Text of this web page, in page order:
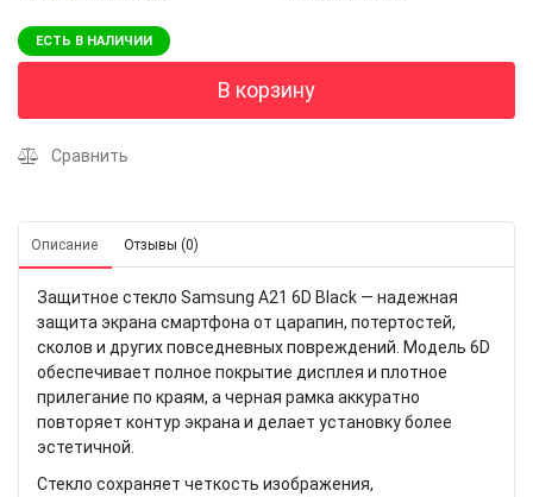
ЕСТЬ В НАЛИЧИИ
В корзину
Сравнить
Описание Отзывы (0)
Защитное стекло Samsung A21 6D Black — надежная
защита экрана смартфона от царапин, потертостей,
сколов и других повседневных повреждений. Модель 6D
обеспечивает полное покрытие дисплея и плотное
прилегание по краям, а черная рамка аккуратно
повторяет контур экрана и делает установку более
эстетичной.
Стекло сохраняет четкость изображения,